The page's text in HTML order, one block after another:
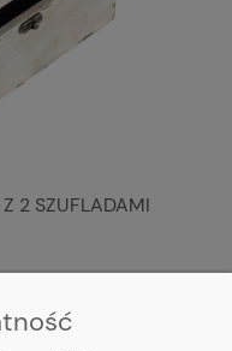
2 SZUFLADAMI